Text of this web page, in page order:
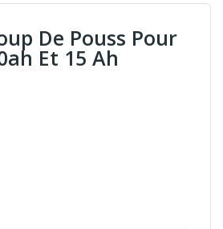
De Pouss Pour
Et 15 Ah